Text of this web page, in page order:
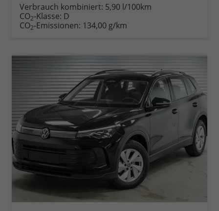
anfordern
Datei,
Verbrauch kombiniert: 5,90 l/100km
CO2-Klasse: D
CO2-Emissionen: 134,00 g/km